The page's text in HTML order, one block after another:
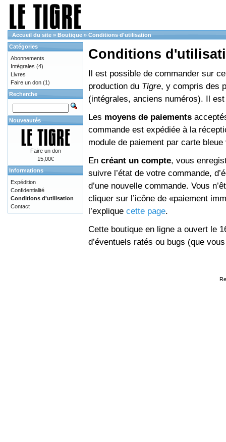
Accueil du site » Boutique » Conditions d'utilisation
Conditions
Il est possible de commander sur
production du Tigre, y compris des
(intégrales, anciens numéros). Il
Les moyens de paiements
commande est expédiée à la
module de paiement par carte
En créant un compte, vous
suivre l’état de votre commande,
d’une nouvelle commande. Vous
cliquer sur l’icône de «paiement
l’explique cette page.
Cette boutique en ligne a ouvert le
d’éventuels ratés ou bugs (que
Catégories
Abonnements
Intégrales (4)
Livres
Faire un don (1)
Recherche
Nouveautés
Faire un don
15,00€
Informations
Expédition
Confidentialité
Conditions d'utilisation
Contact